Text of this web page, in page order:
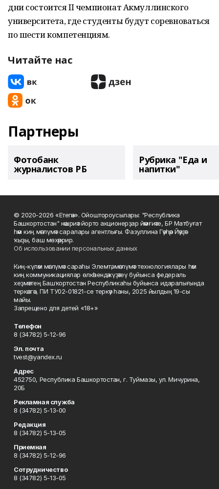
дни состоится II чемпионат Акмуллинского
университета, где студенты будут соревноваться
по шести компетенциям.
Читайте нас
Партнеры
Фотобанк
журналистов РБ
Рубрика "Еда и
напитки"
© 2020-2026 «Етегән». Ойоштороусылары: "Республика
Башкортостан" нәшриәт йорто акционерҙар йәмғиәте, БР Матбуғат
һәм киң мәғлүмәт саралары агентлығы. Фазуллина Гәүһәр Йәүҙәт
ҡыҙы, баш мөхәррир.
Об использовании персональных данных
Киң-күләм мәғлүмәт сараһы Элемтә, мәғлүмәт технологиялары һәм
киң коммуникациялар өлкәһендә күҙәтеү буйынса федераль
хеҙмәттең Башҡортостан Республикаһы буйынса идаралығында
теркәлгән, ПИ ТУ02-01821-се теркәү һаны, 2025 йылдың 19-сы
майы.
Запрещено для детей «18+»
Телефон
8 (34782) 5-12-96
Эл. почта
tvest@yandex.ru
Адрес
452750, Республика Башкортостан, г. Туймазы, ул. Мичурина,
20Б
Рекламная служба
8 (34782) 5-13-00
Редакция
8 (34782) 5-13-05
Приемная
8 (34782) 5-12-96
Сотрудничество
8 (34782) 5-13-05